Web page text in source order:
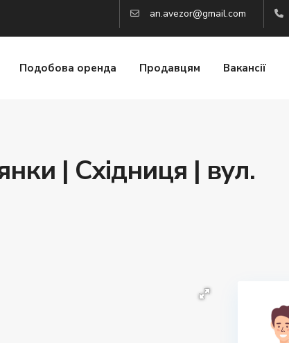
an.avezor@gmail.com
Подобова оренда Продавцям Вакансії
| Східниця | вул.